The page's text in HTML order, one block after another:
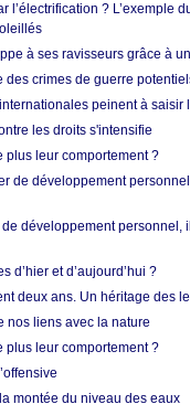
? L’exemple
à ses ravisseurs grâce à
crimes de guerre
peinent à saisir
les droits s'intensifie
plus leur comportement ?
de développement
développement personnel,
d’hier et d’aujourd’hui ?
deux ans. Un héritage des
nos liens avec la nature
plus leur comportement ?
montée du niveau des eaux